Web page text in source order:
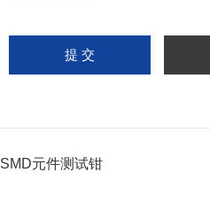
元件测试钳